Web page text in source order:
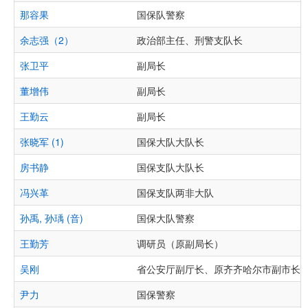
那容果
国保队警察
余志强（2）
政治部主任、刑警支队长
张卫平
副局长
董增伟
副局长
王勤云
副局长
张晓军 (1)
国保大队大队长
房书静
国保支队大队长
冯兴革
国保支队两非大队
孙禹, 孙瑀 (音)
国保大队警察
王勤芳
调研员（原副局长）
吴刚
省公安厅副厅长、原齐齐哈尔市副市长
尹力
国保警察